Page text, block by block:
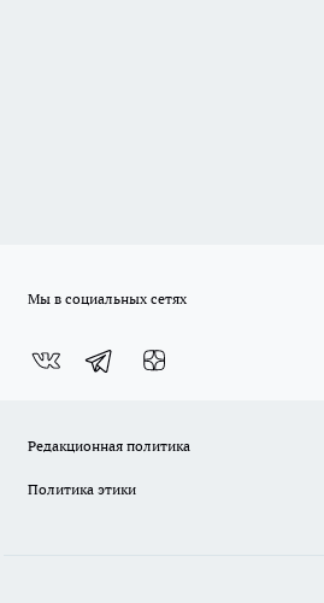
Мы в социальных сетях
Редакционная политика
Политика этики